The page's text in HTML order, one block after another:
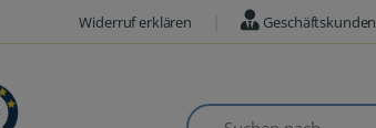
Widerruf erklären Geschäftskunden
Suchen nach